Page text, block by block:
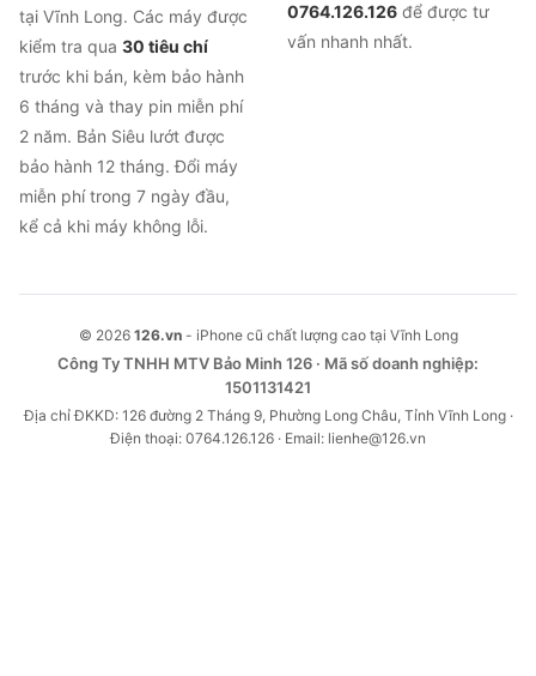
tại Vĩnh Long. Các máy được
kiểm tra qua 30 tiêu chí
trước khi bán, kèm bảo hành
6 tháng và thay pin miễn phí
2 năm. Bản Siêu lướt được
bảo hành 12 tháng. Đổi máy
miễn phí trong 7 ngày đầu,
kể cả khi máy không lỗi.
0764.126.126 để được tư
vấn nhanh nhất.
© 2026 126.vn- iPhone cũ chất lượng cao tại Vĩnh Long
Công Ty TNHH MTV Bảo Minh 126 · Mã số doanh nghiệp:
1501131421
Địa chỉ ĐKKD: 126 đường 2 Tháng 9, Phường Long Châu, Tỉnh Vĩnh Long ·
Điện thoại: 0764.126.126 · Email: lienhe@126.vn